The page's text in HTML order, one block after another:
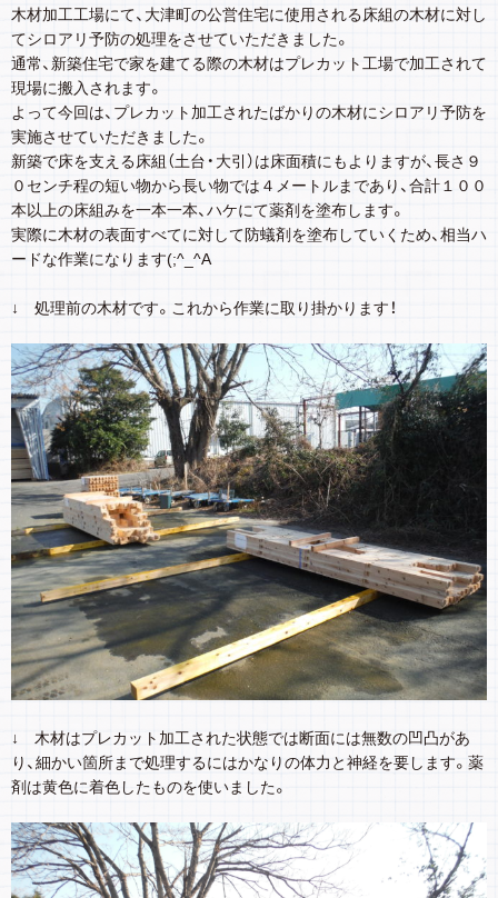
木材加工工場にて、大津町の公営住宅に使用される床組の木材に対し
てシロアリ予防の処理をさせていただきました。
通常、新築住宅で家を建てる際の木材はプレカット工場で加工されて
現場に搬入されます。
よって今回は、プレカット加工されたばかりの木材にシロアリ予防を
実施させていただきました。
新築で床を支える床組（土台・大引）は床面積にもよりますが、長さ９
０センチ程の短い物から長い物では４メートルまであり、合計１００
本以上の床組みを一本一本、ハケにて薬剤を塗布します。
実際に木材の表面すべてに対して防蟻剤を塗布していくため、相当ハ
ードな作業になります(;^_^A
↓ 処理前の木材です。これから作業に取り掛かります！
↓ 木材はプレカット加工された状態では断面には無数の凹凸があ
り、細かい箇所まで処理するにはかなりの体力と神経を要します。薬
剤は黄色に着色したものを使いました。